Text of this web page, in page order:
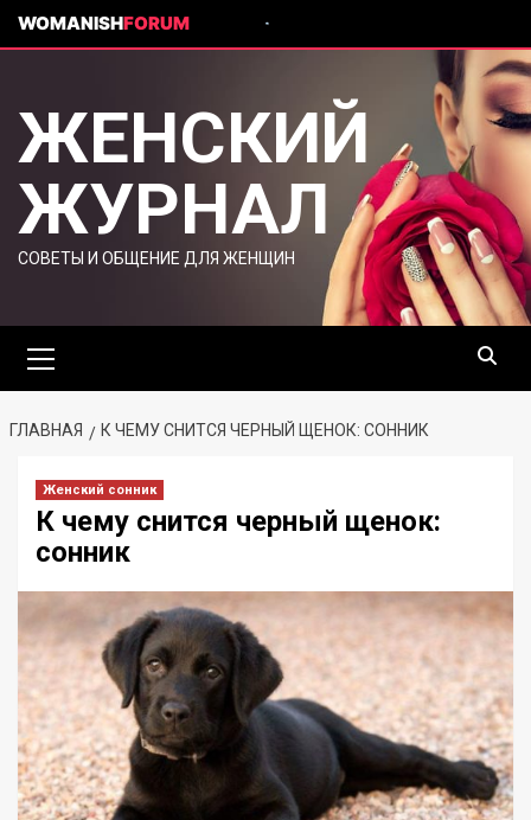
WOMANISHFORUM
ЖЕНСКИЙ
ЖУРНАЛ
СОВЕТЫ И ОБЩЕНИЕ ДЛЯ ЖЕНЩИН
ГЛАВНАЯ К ЧЕМУ СНИТСЯ ЧЕРНЫЙ ЩЕНОК: СОННИК
Женский сонник
К чему снится черный щенок:
сонник